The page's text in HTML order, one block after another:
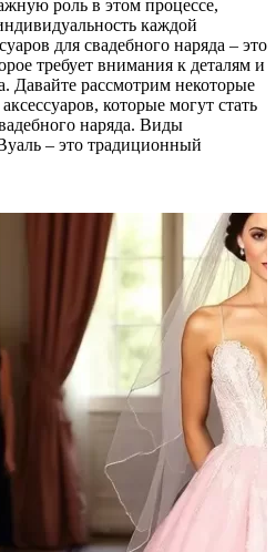
роль в этом процессе,
каждой
для свадебного наряда – это
требует внимания к деталям и
Давайте рассмотрим некоторые
которые могут стать
наряда. Виды
– это традиционный